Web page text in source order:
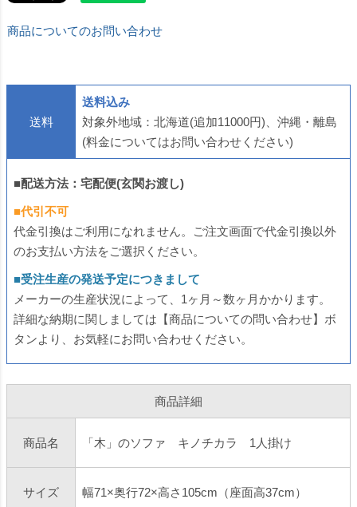
商品についてのお問い合わせ
送料
送料込み
対象外地域：北海道(追加11000円)、沖縄・離島
(料金についてはお問い合わせください)
■配送方法：宅配便(玄関お渡し)
■代引不可
代金引換はご利用になれません。ご注文画面で代金引換以外
のお支払い方法をご選択ください。
■受注生産の発送予定につきまして
メーカーの生産状況によって、1ヶ月～数ヶ月かかります。
詳細な納期に関しましては【商品についての問い合わせ】ボ
タンより、お気軽にお問い合わせください。
商品詳細
商品名 「木」のソファ キノチカラ 1人掛け
サイズ 幅71×奥行72×高さ105cm（座面高37cm）